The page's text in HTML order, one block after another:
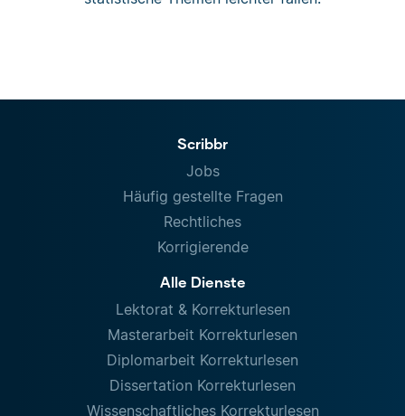
Scribbr
Jobs
Häufig gestellte Fragen
Rechtliches
Korrigierende
Alle Dienste
Lektorat & Korrekturlesen
Masterarbeit Korrekturlesen
Diplomarbeit Korrekturlesen
Dissertation Korrekturlesen
Wissenschaftliches Korrekturlesen